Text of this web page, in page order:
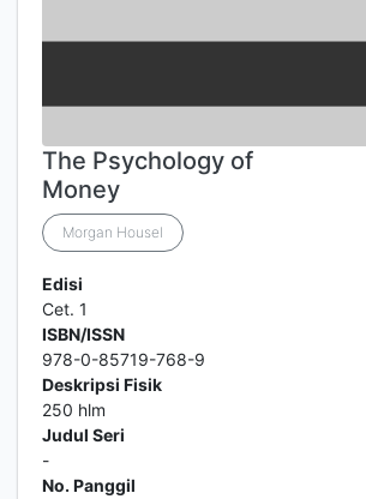
The Psychology of
Money
Morgan Housel
Edisi
Cet. 1
ISBN/ISSN
978-0-85719-768-9
Deskripsi Fisik
250 hlm
Judul Seri
-
No. Panggil